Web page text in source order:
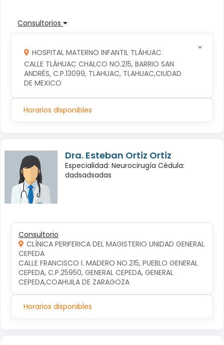
Consultorios
HOSPITAL MATERNO INFANTIL TLÁHUAC
CALLE TLÁHUAC CHALCO NO.215, BARRIO SAN
ANDRÉS, C.P.13099, TLAHUAC, TLAHUAC,CIUDAD
DE MEXICO
Horarios disponibles
Dra. Esteban Ortiz Ortiz
Especialidad: Neurocirugía Cédula:
dadsadsadas
Consultorio
CLÍNICA PERIFERICA DEL MAGISTERIO UNIDAD GENERAL
CEPEDA
CALLE FRANCISCO I. MADERO NO.215, PUEBLO GENERAL
CEPEDA, C.P.25950, GENERAL CEPEDA, GENERAL
CEPEDA,COAHUILA DE ZARAGOZA
Horarios disponibles